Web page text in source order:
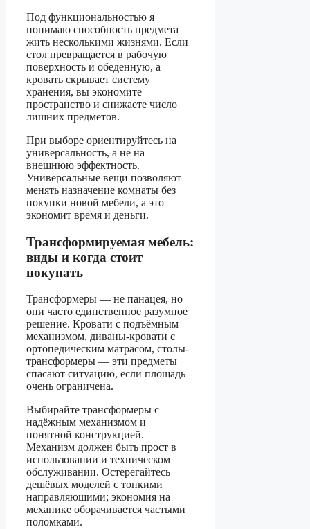
Под функциональностью я
понимаю способность предмета
жить несколькими жизнями. Если
стол превращается в рабочую
поверхность и обеденную, а
кровать скрывает систему
хранения, вы экономите
пространство и снижаете число
лишних предметов.
При выборе ориентируйтесь на
универсальность, а не на
внешнюю эффектность.
Универсальные вещи позволяют
менять назначение комнаты без
покупки новой мебели, а это
экономит время и деньги.
Трансформируемая мебель:
виды и когда стоит
покупать
Трансформеры — не панацея, но
они часто единственное разумное
решение. Кровати с подъёмным
механизмом, диваны-кровати с
ортопедическим матрасом, столы-
трансформеры — эти предметы
спасают ситуацию, если площадь
очень ограничена.
Выбирайте трансформеры с
надёжным механизмом и
понятной конструкцией.
Механизм должен быть прост в
использовании и техническом
обслуживании. Остерегайтесь
дешёвых моделей с тонкими
направляющими; экономия на
механике оборачивается частыми
поломками.